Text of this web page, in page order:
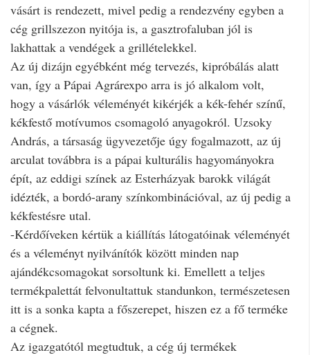
vásárt is rendezett, mivel pedig a rendezvény egyben a
cég grillszezon nyitója is, a gasztrofaluban jól is
lakhattak a vendégek a grillételekkel.
Az új dizájn egyébként még tervezés, kipróbálás alatt
van, így a Pápai Agrárexpo arra is jó alkalom volt,
hogy a vásárlók véleményét kikérjék a kék-fehér színű,
kékfestő motívumos csomagoló anyagokról. Uzsoky
András, a társaság ügyvezetője úgy fogalmazott, az új
arculat továbbra is a pápai kulturális hagyományokra
épít, az eddigi színek az Esterházyak barokk világát
idézték, a bordó-arany színkombinációval, az új pedig a
kékfestésre utal.
-Kérdőíveken kértük a kiállítás látogatóinak véleményét
és a véleményt nyilvánítók között minden nap
ajándékcsomagokat sorsoltunk ki. Emellett a teljes
termékpalettát felvonultattuk standunkon, természetesen
itt is a sonka kapta a főszerepet, hiszen ez a fő terméke
a cégnek.
Az igazgatótól megtudtuk, a cég új termékek